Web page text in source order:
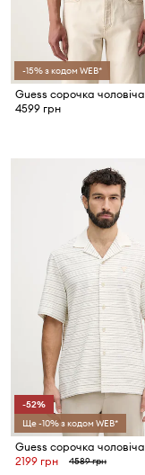
-15% з кодом WEB*
4599 грн
-52%
Ще -10% з кодом WEB*
Guess сорочка чоловіча
2199 грн
4589 грн